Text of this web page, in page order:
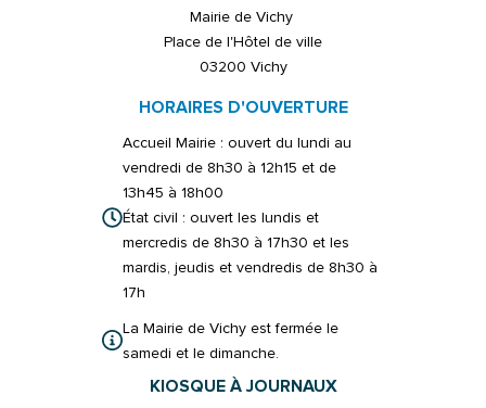
Mairie de Vichy
Place de l'Hôtel de ville
03200 Vichy
HORAIRES D'OUVERTURE
Accueil Mairie : ouvert du lundi au
vendredi de 8h30 à 12h15 et de
13h45 à 18h00
État civil : ouvert les lundis et
mercredis de 8h30 à 17h30 et les
mardis, jeudis et vendredis de 8h30 à
17h
La Mairie de Vichy est fermée le
samedi et le dimanche.
KIOSQUE À JOURNAUX